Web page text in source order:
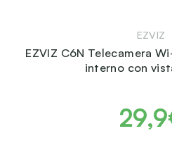
EZVIZ
EZVIZ C6N Telecamera
interno con